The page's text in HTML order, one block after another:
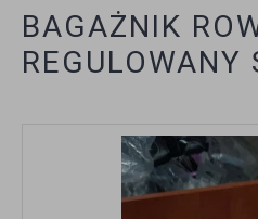
BAGAŻNIK
REGULOWANY